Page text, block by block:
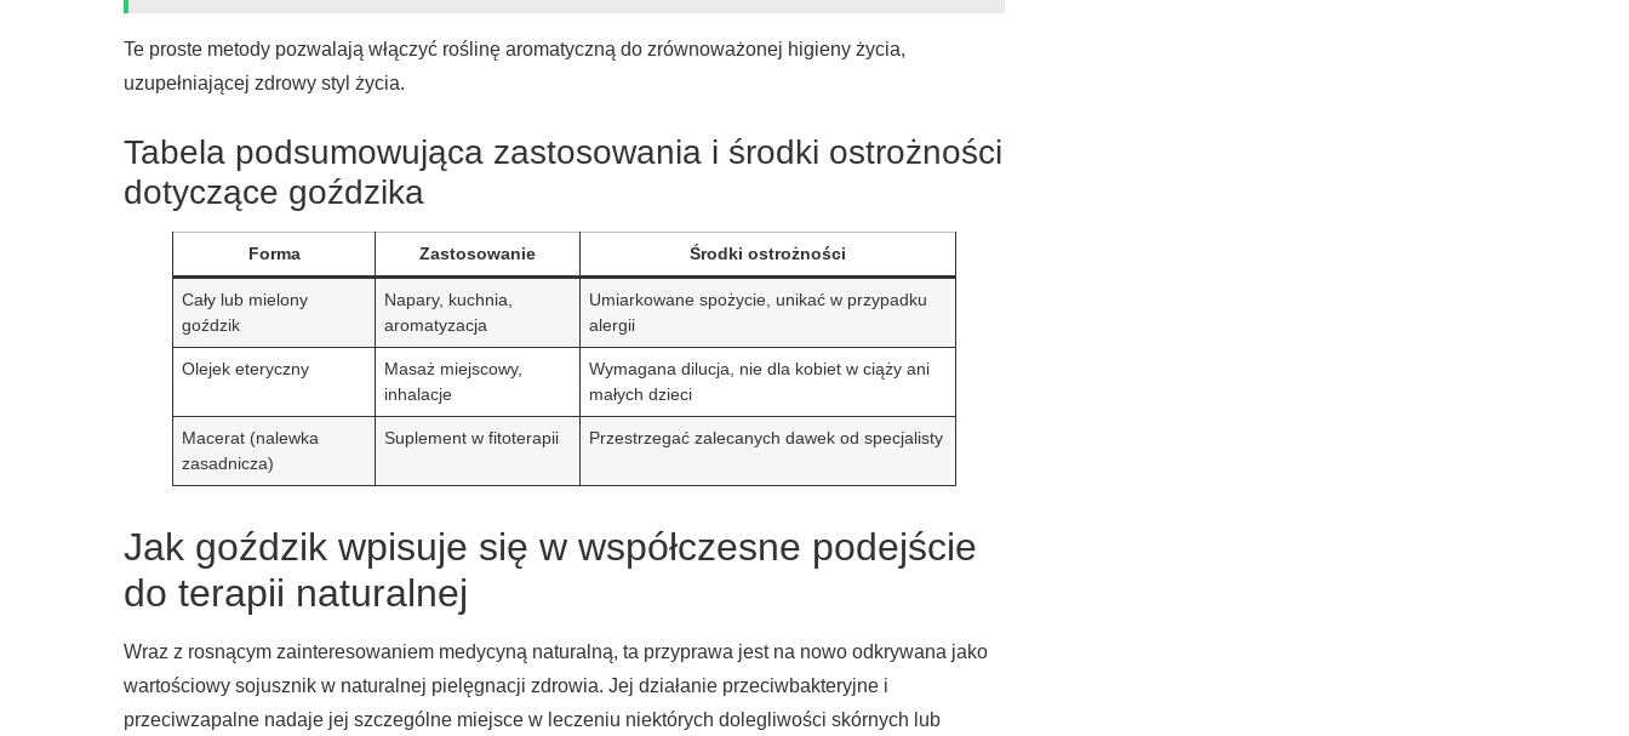
Te proste metody pozwalają włączyć roślinę aromatyczną do zrównoważonej higieny życia,
uzupełniającej zdrowy styl życia.
Tabela podsumowująca zastosowania i środki ostrożności
dotyczące goździka
Forma Zastosowanie Środki ostrożności
Cały lub mielony
goździk
Napary, kuchnia,
aromatyzacja
Umiarkowane spożycie, unikać w przypadku
alergii
Olejek eteryczny
Masaż miejscowy,
inhalacje
Wymagana dilucja, nie dla kobiet w ciąży ani
małych dzieci
Macerat (nalewka
zasadnicza)
Suplement w fitoterapii Przestrzegać zalecanych dawek od specjalisty
Jak goździk wpisuje się w współczesne podejście
do terapii naturalnej
Wraz z rosnącym zainteresowaniem medycyną naturalną, ta przyprawa jest na nowo odkrywana jako
wartościowy sojusznik w naturalnej pielęgnacji zdrowia. Jej działanie przeciwbakteryjne i
przeciwzapalne nadaje jej szczególne miejsce w leczeniu niektórych dolegliwości skórnych lub